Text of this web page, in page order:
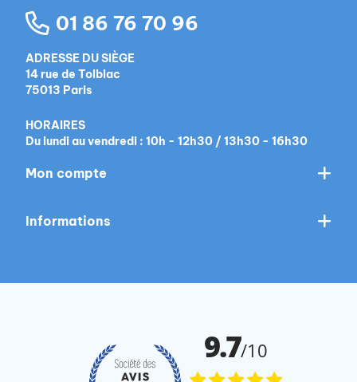
01 86 76 70 96
ADRESSE DU SIÈGE
14 rue de Tolbiac
75013 Paris
HORAIRES
Du lundi au vendredi : 10h - 12h30 / 13h30 - 16h30
Mon compte
Informations